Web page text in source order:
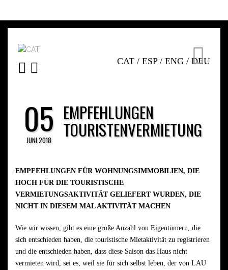
CAT / ESP/ ENG / DEU
05
JUNI 2018
EMPFEHLUNGEN
TOURISTENVERMIETUNG
EMPFEHLUNGEN FÜR WOHNUNGSIMMOBILIEN, DIE
HOCH FÜR DIE TOURISTISCHE
VERMIETUNGSAKTIVITÄT GELIEFERT WURDEN, DIE
NICHT IN DIESEM MAL AKTIVITÄT MACHEN
Wie wir wissen, gibt es eine große Anzahl von Eigentümern, die
sich entschieden haben, die touristische Mietaktivität zu registrieren
und die entschieden haben, dass diese Saison das Haus nicht
vermieten wird, sei es, weil sie für sich selbst leben, der von LAU